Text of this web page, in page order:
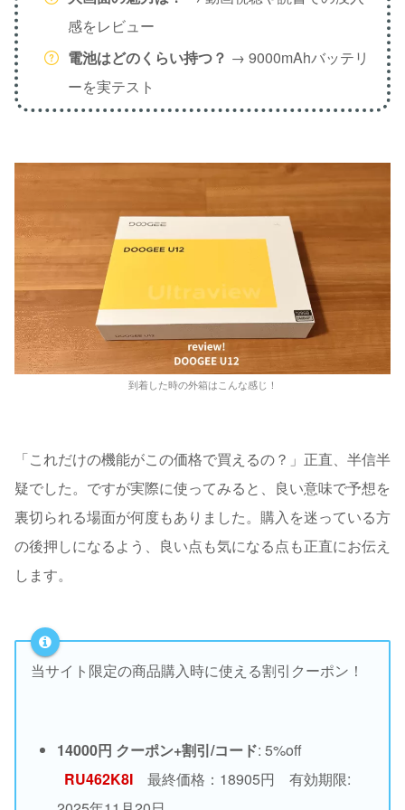
感をレビュー
電池はどのくらい持つ？ → 9000mAhバッテリ
ーを実テスト
到着した時の外箱はこんな感じ！
「これだけの機能がこの価格で買えるの？」正直、半信半
疑でした。ですが実際に使ってみると、良い意味で予想を
裏切られる場面が何度もありました。購入を迷っている方
の後押しになるよう、良い点も気になる点も正直にお伝え
します。
当サイト限定の商品購入時に使える割引クーポン！
14000円 クーポン+割引/コード: 5%off
RU462K8I 最終価格：18905円 有効期限: